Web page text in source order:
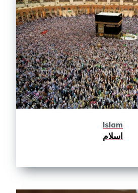
Islam
اسلام